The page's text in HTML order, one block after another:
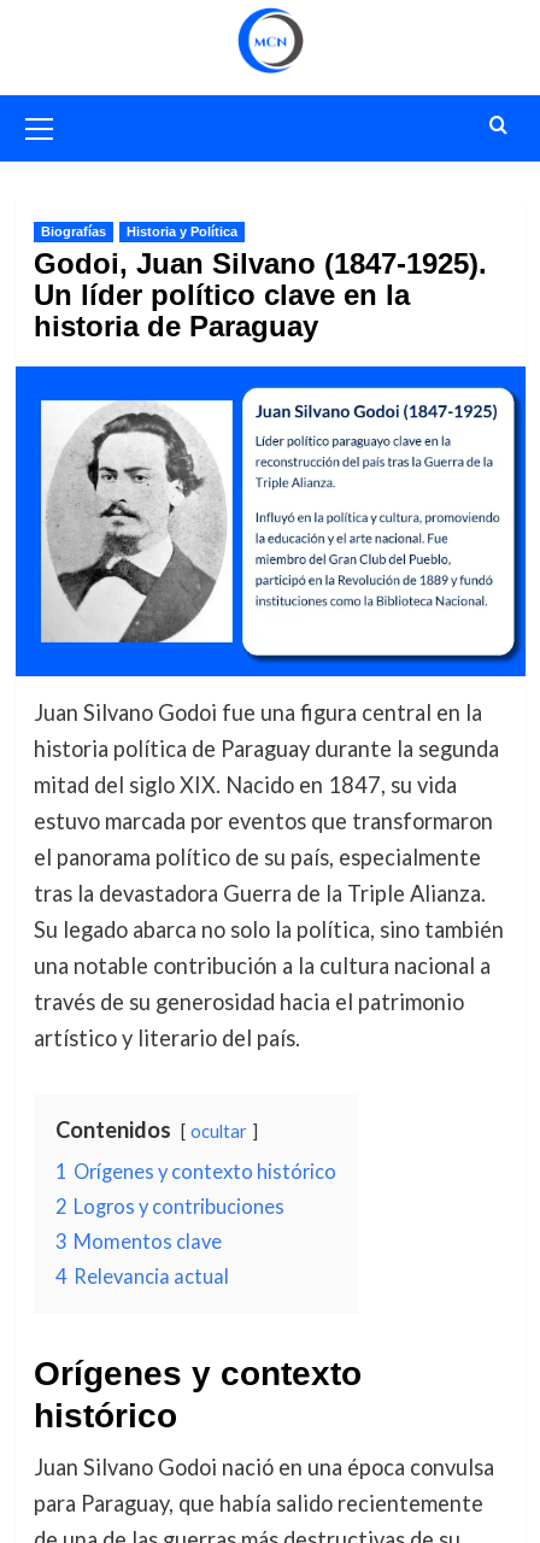
primario
Biografías Historia y Política
Godoi, Juan Silvano (1847-1925).
Un líder político clave en la
historia de Paraguay
Juan Silvano Godoi fue una figura central en la
historia política de Paraguay durante la segunda
mitad del siglo XIX. Nacido en 1847, su vida
estuvo marcada por eventos que transformaron
el panorama político de su país, especialmente
tras la devastadora Guerra de la Triple Alianza.
Su legado abarca no solo la política, sino también
una notable contribución a la cultura nacional a
través de su generosidad hacia el patrimonio
artístico y literario del país.
Contenidos ocultar
1 Orígenes y contexto histórico
2 Logros y contribuciones
3 Momentos clave
4 Relevancia actual
Orígenes y contexto
histórico
Juan Silvano Godoi nació en una época convulsa
para Paraguay, que había salido recientemente